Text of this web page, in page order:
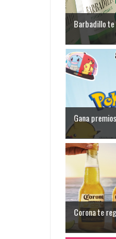
Barbadillo te
Gana
Corona te